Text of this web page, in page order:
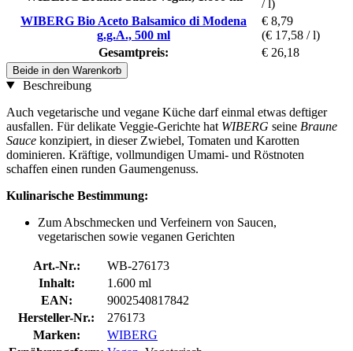
/ l)
WIBERG Bio Aceto Balsamico di Modena
g.g.A., 500 ml
€ 8,79
(€ 17,58 / l)
Gesamtpreis:
€ 26,18
Beide in den Warenkorb
Beschreibung
Auch vegetarische und vegane Küche darf einmal etwas deftiger
ausfallen. Für delikate Veggie-Gerichte hat WIBERG seine Braune
Sauce konzipiert, in dieser Zwiebel, Tomaten und Karotten
dominieren. Kräftige, vollmundigen Umami- und Röstnoten
schaffen einen runden Gaumengenuss.
Kulinarische Bestimmung:
Zum Abschmecken und Verfeinern von Saucen,
vegetarischen sowie veganen Gerichten
Art.-Nr.:
WB-276173
Inhalt:
1.600 ml
EAN:
9002540817842
Hersteller-Nr.:
276173
Marken:
WIBERG